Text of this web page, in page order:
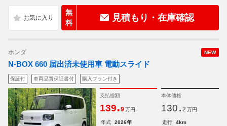
無
料
見積もり・在庫確認
NEW
ホンダ
N-BOX 660 届出済未使用車 電動スライド
保証付 車両品質保証書付 購入プラン付き
支払総額
139.9 万円
本体価格
130. 2 万円
年式 2026年 走行
4km